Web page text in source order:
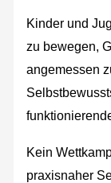
Kinder und
zu bewegen,
angemessen
Kein
praxisnaher